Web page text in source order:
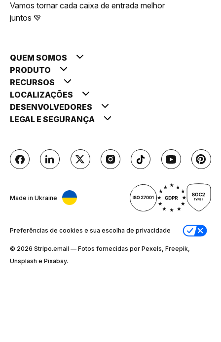
Vamos tornar cada caixa de entrada melhor
juntos 💚
QUEM SOMOS
PRODUTO
RECURSOS
LOCALIZAÇÕES
DESENVOLVEDORES
LEGAL E SEGURANÇA
Made in Ukraine
Preferências de cookies e sua escolha de privacidade
© 2026 Stripо.email — Fotos fornecidas por Pexels, Freepik,
Unsplash e Pixabay.